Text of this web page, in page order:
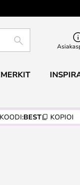
ETSI
KOODI:BEST KOPIOI